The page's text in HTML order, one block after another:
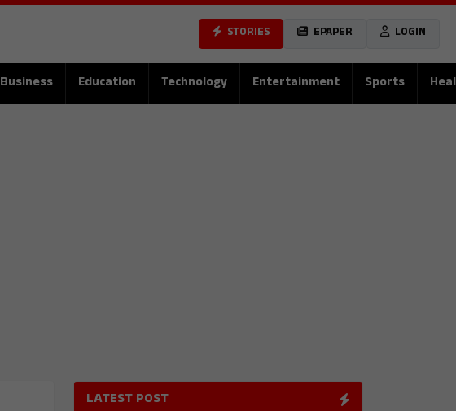
STORIES EPAPER LOGIN
Business Education Technology Entertainment Sports
LATEST POST